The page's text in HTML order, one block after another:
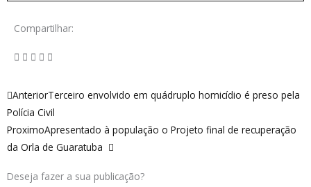
Compartilhar:
Anterior
AnteriorTerceiro envolvido em quádruplo homicídio é preso pela
Polícia Civil
ProximoApresentado à população o Projeto final de recuperação
da Orla de Guaratuba
Próximo
Deseja fazer a sua publicação?